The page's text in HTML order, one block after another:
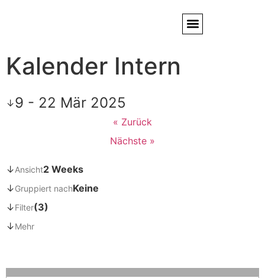
Kalender Intern
↓9 - 22 Mär 2025
« Zurück
Nächste »
↓Ansicht2 Weeks
↓Gruppiert nachKeine
↓Filter(3)
↓Mehr